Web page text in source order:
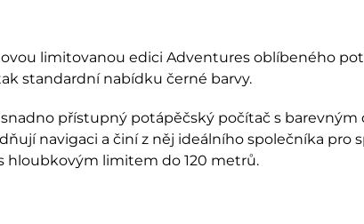
limitovanou edici Adventures oblíbeného
standardní nabídku černé barvy.
přístupný potápěčský počítač s
navigaci a činí z něj ideálního společníka pro
hloubkovým limitem do 120 metrů.